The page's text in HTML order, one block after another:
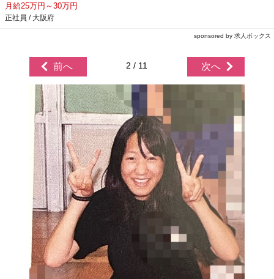
月給25万円～30万円
正社員 / 大阪府
sponsored by 求人ボックス
前へ 2 / 11 次へ